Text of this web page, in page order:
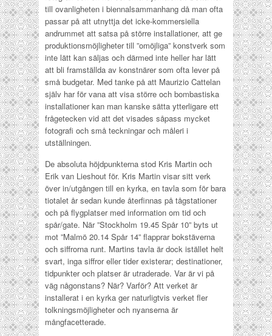
till ovanligheten i biennalsammanhang då man ofta
passar på att utnyttja det icke-kommersiella
andrummet att satsa på större installationer, att ge
produktionsmöjligheter till ”omöjliga” konstverk som
inte lätt kan säljas och därmed inte heller har lätt
att bli framställda av konstnärer som ofta lever på
små budgetar. Med tanke på att Maurizio Cattelan
själv har för vana att visa större och bombastiska
installationer kan man kanske sätta ytterligare ett
frågetecken vid att det visades såpass mycket
fotografi och små teckningar och måleri i
utställningen.
De absoluta höjdpunkterna stod Kris Martin och
Erik van Lieshout för. Kris Martin visar sitt verk
över in/utgången till en kyrka, en tavla som för bara
tiotalet år sedan kunde återfinnas på tågstationer
och på flygplatser med information om tid och
spår/gate. När ”Stockholm 19.45 Spår 10” byts ut
mot ”Malmö 20.14 Spår 14” flapprar bokstäverna
och siffrorna runt. Martins tavla är dock istället helt
svart, inga siffror eller tider existerar; destinationer,
tidpunkter och platser är utraderade. Var är vi på
väg någonstans? När? Varför? Att verket är
installerat i en kyrka ger naturligtvis verket fler
tolkningsmöjligheter och nyanserna är
mångfacetterade.